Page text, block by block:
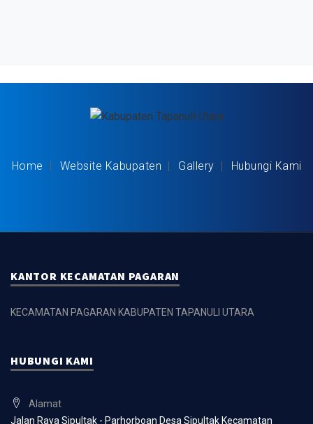
Home Website Kabupaten Gallery Hubungi Kami
KANTOR KECAMATAN PAGARAN
KECAMATAN PAGARAN KABUPATEN TAPANULI UTARA
HUBUNGI KAMI
Alamat
Jalan Raya Sipultak - Parhorboan Desa Sipultak Kecamatan